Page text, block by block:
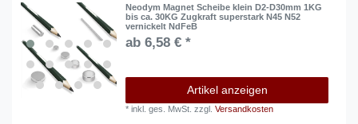
Neodym Magnet Scheibe klein D2-D30mm 1KG
bis ca. 30KG Zugkraft superstark N45 N52
vernickelt NdFeB
ab 6,58 € *
Artikel anzeigen
*inkl. ges. MwSt. zzgl.Versandkosten